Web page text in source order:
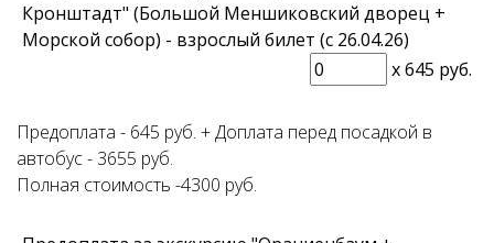
Кронштадт" (Большой Меншиковский дворец +
Морской собор) - взрослый билет (с 26.04.26)
x645 руб.
Предоплата - 645 руб. + Доплата перед посадкой в
автобус - 3655 руб.
Полная стоимость -4300 руб.